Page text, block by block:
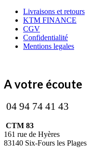
Livraisons et retours
KTM FINANCE
CGV
Confidentialité
Mentions legales
A votre écoute
04 94 74 41 43
CTM 83
161 rue de Hyères
83140 Six-Fours les Plages